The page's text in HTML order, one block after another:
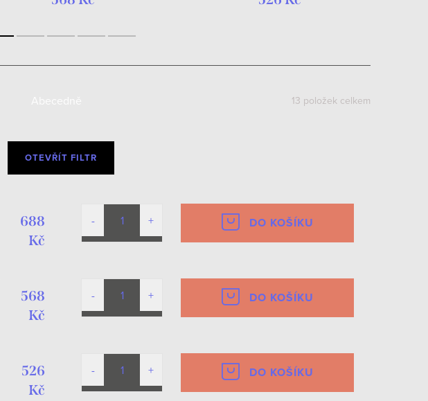
13 položek celkem
OTEVŘÍT FILTR
688
Kč
DO KOŠÍKU
568
Kč
DO KOŠÍKU
526
Kč
DO KOŠÍKU